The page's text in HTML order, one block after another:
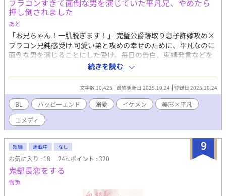
あるエリスを差し出すことに決める。 「自分の使い道があるなら
嬉しい」と考え、婚姻を大人しく受け入れたエリスだが、ベリン
ガム帝国へ嫁ぐ1週間前に階段から転げ落ち、前世――23年前に
大陸の大戦で命を落とした帝国の第五王子、アラン・ベリンガム
としての記憶――を取り戻す。 前世では戦いに明け暮れ、今世で
は虐げられて生きてきたエリスは前世の祖国で平和でのんびりし
た幸せな人生を手に入れることを目標にする。 だが結婚相手のレ
ヴィには驚きの秘密があった――！？ 「きみとの結婚は数年で解
消する。俺には心に決めた人がいるから」 初めて顔を合わせた日
にレヴィにそう言い渡されたエリスは彼の「心に決めた人」を知
り、自分の正体を知られてはいけないと誓うのだが……！？ 銀髪
×碧眼（33歳）の超絶美形の執着騎士団長に気が強いけど鈍感な
ピンク髪×蜂蜜色の目（20歳）が執着されて溺愛されるお話で
す。
ブラコンすぎて面倒な男を演じていた平凡兄、やめたら
押し倒されました
あと
「お兄ちゃん！一肌脱ぎます！」 完璧公爵跡取り息子許嫁攻め×
ブラコン兄鈍感受け 可愛い弟と攻めの幸せのために、平凡なのに
面倒な男を演じることにした受け。毎日の告白、束縛発言などを
繰り広げ、上手くいきそうになったため、やめたら、なんと…？
攻め:ヴィクター・ローレンツ 受け:リアム・グレイソン 弟:リチャ
ード・グレイソン pixivにも投稿しています。 ひよったら消しま
す。 誤字脱字はサイレント修正します。 また、内容もサイレン
ト修正する時もあります。 定期的にタグも整理します。 批判・
中傷コメントはお控えください。 見つけ次第削除いたします。
続きを読む
文字数 10,425 最終更新日 2025.10.24 登録日 2025.10.24
BL ハッピーエンド 溺愛 イケメン
美形×平凡
コメディ
9
短編 連載中 なし
お気に入り : 18 24h.ポイント : 320
鬼部長恋をする
雪兎